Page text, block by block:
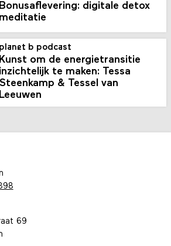
Bonusaflevering: digitale detox
meditatie
planet b podcast
Kunst om de energietransitie
inzichtelijk te maken: Tessa
Steenkamp & Tessel van
Leeuwen
69